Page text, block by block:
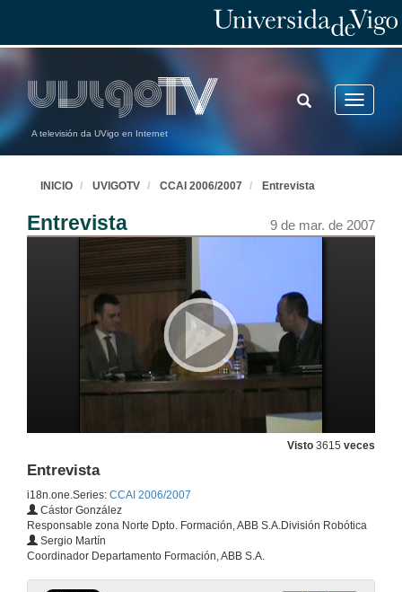
A televisión da UVigo en Internet
Toggle
TOGGLE
SEARCH
INICIO UVIGOTV CCAI 2006/2007 Entrevista
Entrevista 9 de mar. de 2007
Visto 3615 veces
Entrevista
i18n.one.Series: CCAI 2006/2007
Cástor González
Responsable zona Norte Dpto. Formación, ABB S.A.División Robótica
Sergio Martín
Coordinador Departamento Formación, ABB S.A.